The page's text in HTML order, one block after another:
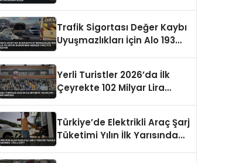
Trafik Sigortası Değer Kaybı
Uyuşmazlıkları İçin Alo 193
Yerli Turistler 2026’da İlk
Çeyrekte 102 Milyar Lira
Türkiye’de Elektrikli Araç Şarj
Tüketimi Yılın İlk Yarısında